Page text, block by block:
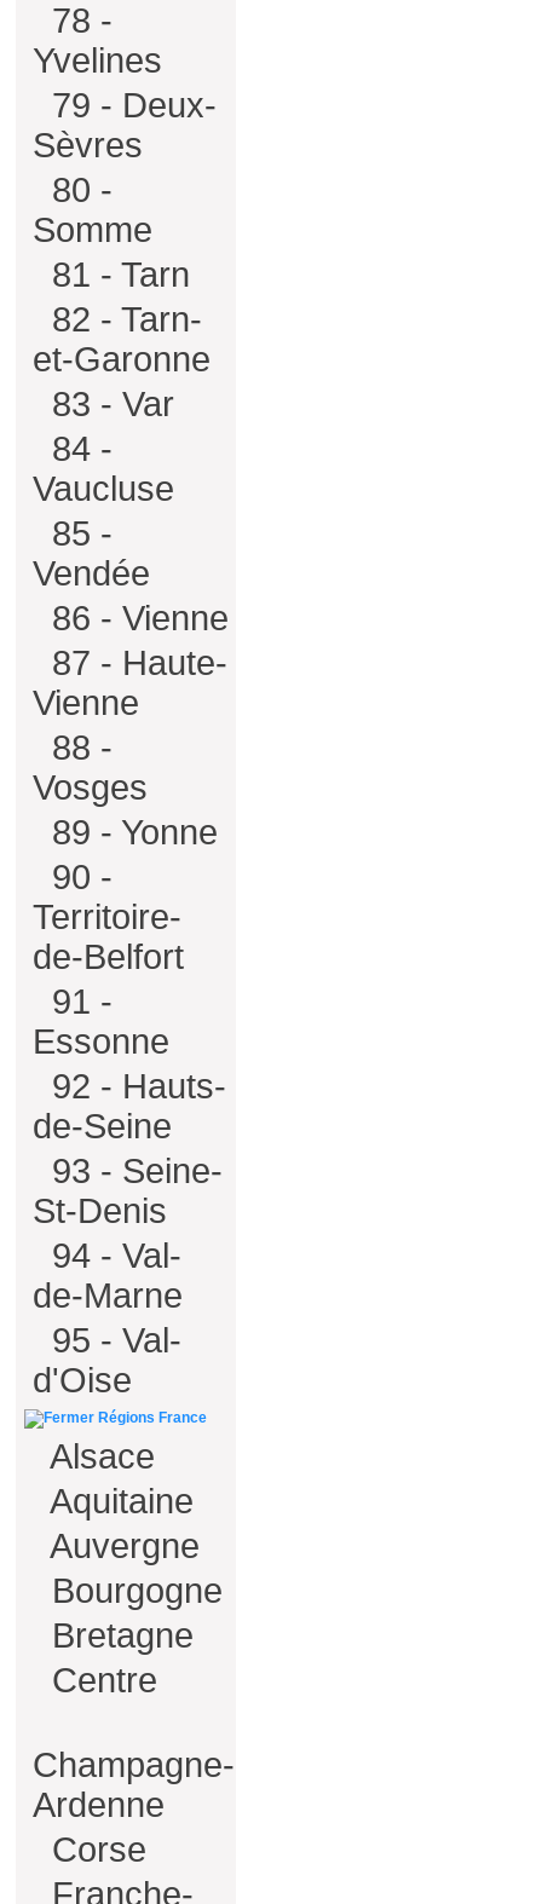
78 -
Yvelines
79 - Deux-
Sèvres
80 -
Somme
81 - Tarn
82 - Tarn-
et-Garonne
83 - Var
84 -
Vaucluse
85 -
Vendée
86 - Vienne
87 - Haute-
Vienne
88 -
Vosges
89 - Yonne
90 -
Territoire-
de-Belfort
91 -
Essonne
92 - Hauts-
de-Seine
93 - Seine-
St-Denis
94 - Val-
de-Marne
95 - Val-
d'Oise
Régions France
Alsace
Aquitaine
Auvergne
Bourgogne
Bretagne
Centre
Champagne-
Ardenne
Corse
Franche-